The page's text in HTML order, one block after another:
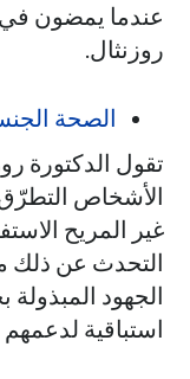
عندما يمضون في
روزنثال.
الصحة
تقول الدكتورة
الأشخاص
غير المريح
التحدث عن ذلك
الجهود
استباقية